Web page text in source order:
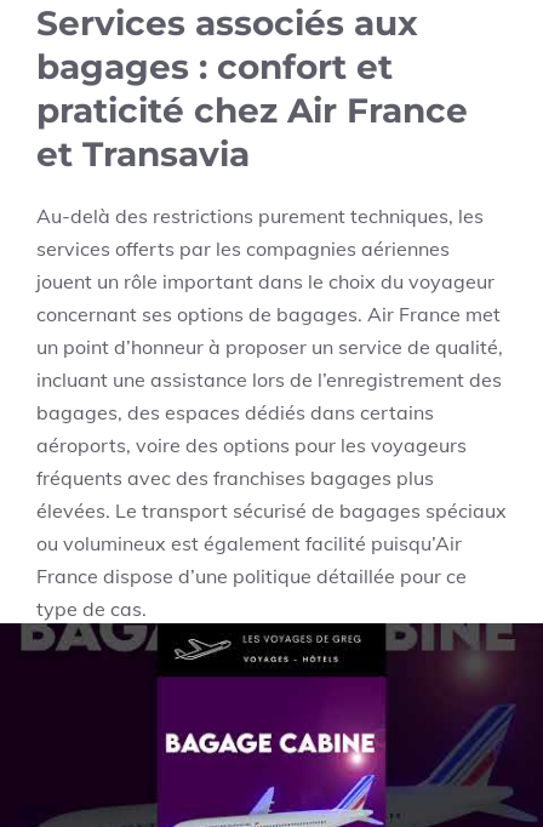
Services associés aux
bagages : confort et
praticité chez Air France
et Transavia
Au-delà des restrictions purement techniques, les
services offerts par les compagnies aériennes
jouent un rôle important dans le choix du voyageur
concernant ses options de bagages. Air France met
un point d’honneur à proposer un service de qualité,
incluant une assistance lors de l’enregistrement des
bagages, des espaces dédiés dans certains
aéroports, voire des options pour les voyageurs
fréquents avec des franchises bagages plus
élevées. Le transport sécurisé de bagages spéciaux
ou volumineux est également facilité puisqu’Air
France dispose d’une politique détaillée pour ce
type de cas.
Transavia, en tant que low cost, offre moins de
services annexes dans le cadre inclus. Cependant, il
est possible d’acheter à la carte l’accès prioritaire,
le choix du siège voire des options de transport
bagage premium, toujours à un tarif additionnel.